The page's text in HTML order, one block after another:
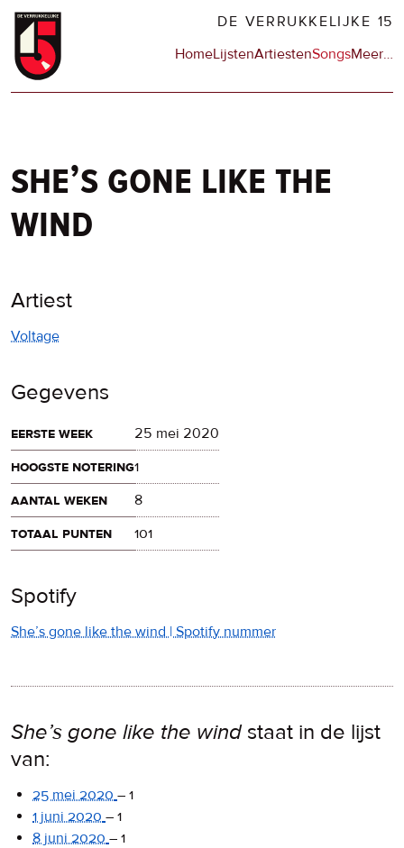
Overslaan
naar
DE VERRUKKELIJKE 15
Hoofdnavigatie
HomeLijstenArtiestenSongsMeerop
…
she’s gone like the
wind
Artiest
Voltage
Gegevens
eerste week
25 mei 2020
hoogste notering1
aantal weken
8
totaal punten
101
Spotify
She’s gone like the wind | Spotify nummer
She’s gone like the windstaat in de lijst
van:
25 mei 2020 – 1
1 juni 2020 – 1
8 juni 2020 – 1